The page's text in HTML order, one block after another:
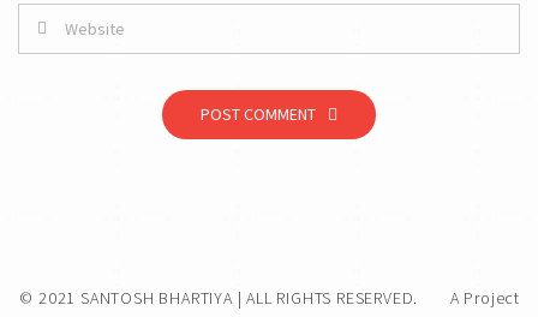
POST COMMENT
© 2021 SANTOSH BHARTIYA | ALL RIGHTS RESERVED. A Project